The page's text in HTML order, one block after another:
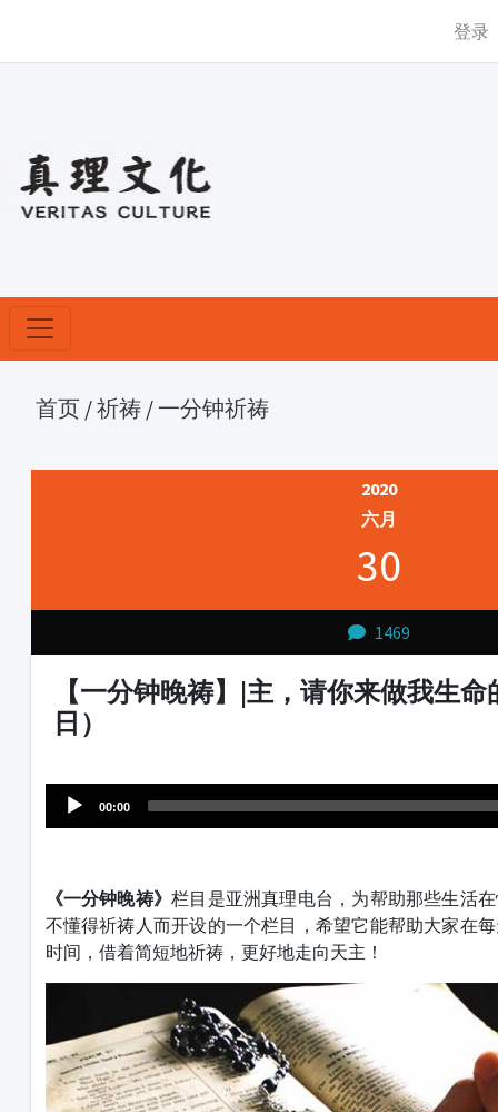
登录
首页 /祈祷 / 一分钟祈祷
2020
六月
30
1469
【一分钟晚祷】|主，请你来做我生
日）
Player
00:00
《一分钟晚祷》栏目是亚洲真理电台，为帮助那些生活
不懂得祈祷人而开设的一个栏目，希望它能帮助大家在
时间，借着简短地祈祷，更好地走向天主！